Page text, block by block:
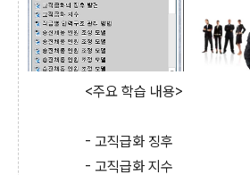
<주요 학습 내용>
- 고직급화 징후
- 고직급화 지수